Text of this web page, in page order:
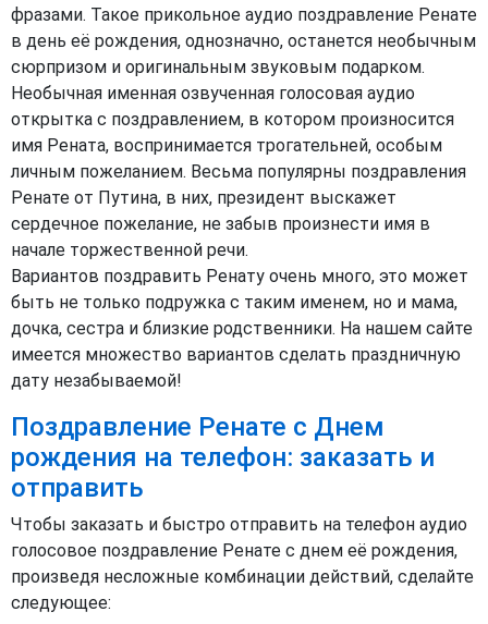
фразами. Такое прикольное аудио поздравление Ренате
в день её рождения, однозначно, останется необычным
сюрпризом и оригинальным звуковым подарком.
Необычная именная озвученная голосовая аудио
открытка с поздравлением, в котором произносится
имя Рената, воспринимается трогательней, особым
личным пожеланием. Весьма популярны поздравления
Ренате от Путина, в них, президент выскажет
сердечное пожелание, не забыв произнести имя в
начале торжественной речи.
Вариантов поздравить Ренату очень много, это может
быть не только подружка с таким именем, но и мама,
дочка, сестра и близкие родственники. На нашем сайте
имеется множество вариантов сделать праздничную
дату незабываемой!
Поздравление Ренате с Днем
рождения на телефон: заказать и
отправить
Чтобы заказать и быстро отправить на телефон аудио
голосовое поздравление Ренате с днем её рождения,
произведя несложные комбинации действий, сделайте
следующее: